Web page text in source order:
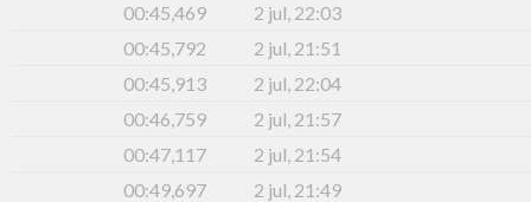
00:45,469
2 jul, 22:03
00:45,792
2 jul, 21:51
00:45,913
2 jul, 22:04
00:46,759
2 jul, 21:57
00:47,117
2 jul, 21:54
00:49,697
2 jul, 21:49